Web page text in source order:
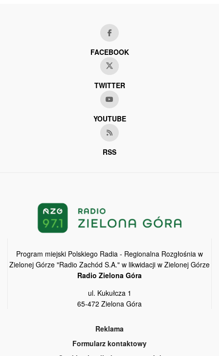
FACEBOOK
TWITTER
YOUTUBE
RSS
Program miejski Polskiego Radia - Regionalna Rozgłośnia w
Zielonej Górze "Radio Zachód S.A." w likwidacji w Zielonej Górze
Radio Zielona Góra
ul. Kukułcza 1
65-472 Zielona Góra
Reklama
Formularz kontaktowy